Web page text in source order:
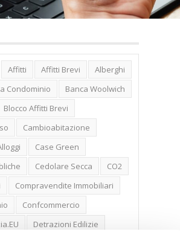
Affitti Affitti Brevi
Alberghi
Condominio
Banca Woolwich
Blocco Affitti Brevi
Cambioabitazione
Case Green
Cedolare Secca
CO2
Compravendite Immobiliari
Confcommercio
Detrazioni Edilizie